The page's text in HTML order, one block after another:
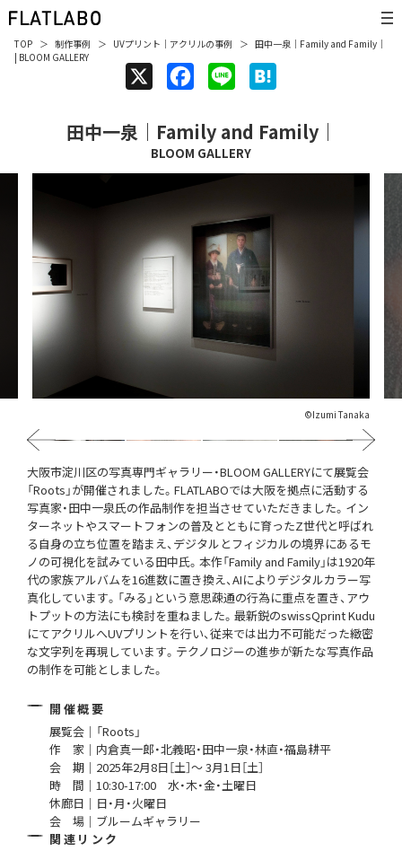
TOP 制作事例 UVプリント ｜ アクリルの事例
田中一泉｜Family and Family｜
| BLOOM GALLERY
c
e
b
o
o
n
e
t
田中一泉｜Family and Family｜
BLOOM GALLERY
©︎Izumi Tanaka
Previous
Next
大阪市淀川区の写真専門ギャラリー・BLOOM GALLERYにて展覧会
「Roots」が開催されました。FLATLABOでは大阪を拠点に活動する
写真家・田中一泉氏の作品制作を担当させていただきました。イン
ターネットやスマートフォンの普及とともに育ったZ世代と呼ばれ
る自身の立ち位置を踏まえ、デジタルとフィジカルの境界にあるモ
ノの可視化を試みている田中氏。本作「Family and Family」は1920年
代の家族アルバムを16進数に置き換え、AIによりデジタルカラー写
真化しています。「みる」という意思疎通の行為に重点を置き、アウ
トプットの方法にも検討を重ねました。最新鋭のswissQprint Kudu
にてアクリルへUVプリントを行い、従来では出力不可能だった緻密
な文字列を再現しています。テクノロジーの進歩が新たな写真作品
の制作を可能としました。
開催概要
展覧会｜「Roots」
作 家｜内倉真一郎・北義昭・田中一泉・林直・福島耕平
会 期｜2025年2月8日［土］〜 3月1日［土］
時 間｜10:30-17:00 水・木・金・土曜日
休廊日｜日・月・火曜日
会 場｜ブルームギャラリー
関連リンク